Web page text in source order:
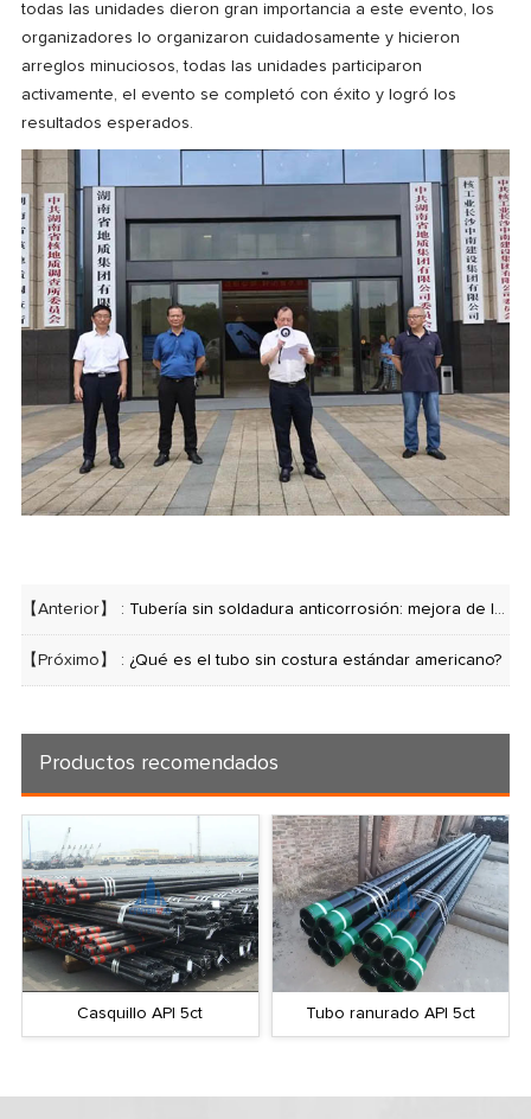
todas las unidades dieron gran importancia a este evento, los
organizadores lo organizaron cuidadosamente y hicieron
arreglos minuciosos, todas las unidades participaron
activamente, el evento se completó con éxito y logró los
resultados esperados.
【Anterior】 : Tubería sin soldadura anticorrosión: mejora de la longevidad de la infraestructura
【Próximo】 : ¿Qué es el tubo sin costura estándar americano?
Productos recomendados
Tubo ranurado API 5ct Accesorios octg